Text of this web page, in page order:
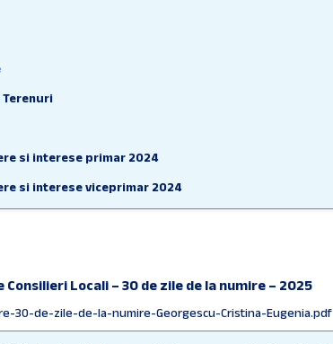
Terenuri
si interese primar 2024
si interese viceprimar 2024
Consilieri Locali – 30 de zile de la numire – 2025
30-de-zile-de-la-numire-Georgescu-Cristina-Eugenia.pdf